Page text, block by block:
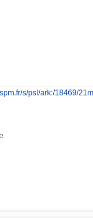
s/psl/ark:/18469/